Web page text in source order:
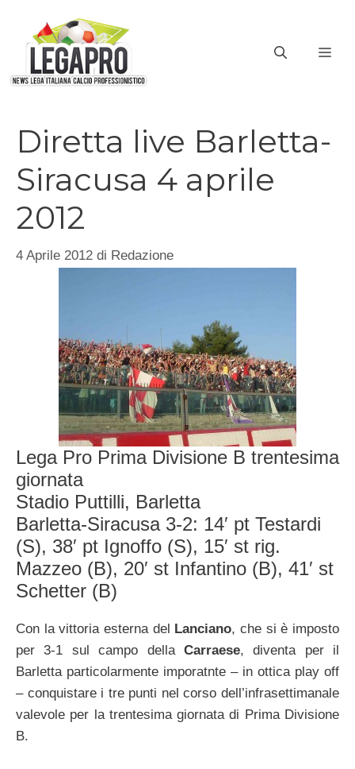
contenuto
Diretta live Barletta-
Siracusa 4 aprile
2012
4 Aprile 2012 di Redazione
Lega Pro Prima Divisione B trentesima
giornata
Stadio Puttilli, Barletta
Barletta-Siracusa 3-2: 14′ pt Testardi
(S), 38′ pt Ignoffo (S), 15′ st rig.
Mazzeo (B), 20′ st Infantino (B), 41′ st
Schetter (B)
Con la vittoria esterna del Lanciano, che si è imposto
per 3-1 sul campo della Carraese, diventa per il
Barletta particolarmente imporatnte – in ottica play off
– conquistare i tre punti nel corso dell’infrasettimanale
valevole per la trentesima giornata di Prima Divisione
B.